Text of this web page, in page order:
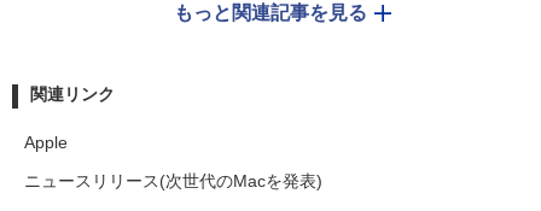
もっと関連記事を見る
関連リンク
Apple
ニュースリリース(次世代のMacを発表)